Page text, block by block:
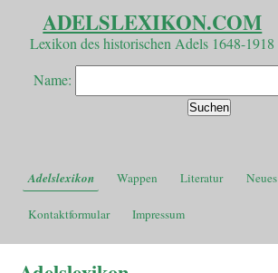
ADELSLEXIKON.COM
Lexikon des historischen Adels 1648-1918
Name:
Adelslexikon Wappen Literatur Neues
Kontaktformular Impressum